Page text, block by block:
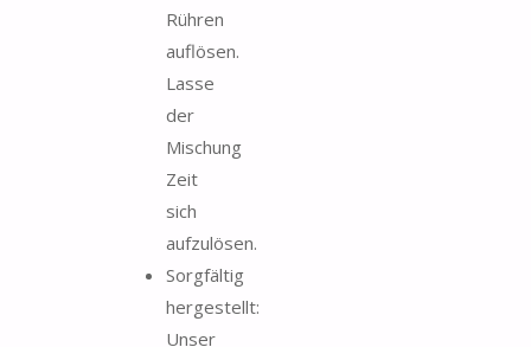
Rühren
auflösen.
Lasse
der
Mischung
Zeit
sich
aufzulösen.
Sorgfältig
hergestellt:
Unser